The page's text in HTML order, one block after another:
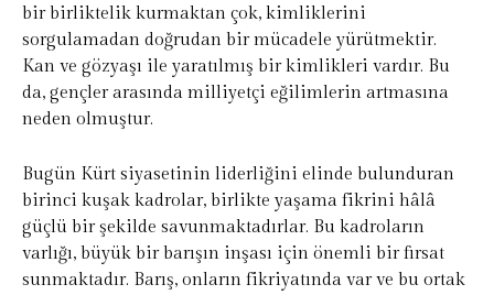
bir birliktelik kurmaktan çok, kimliklerini
sorgulamadan doğrudan bir mücadele yürütmektir.
Kan ve gözyaşı ile yaratılmış bir kimlikleri vardır. Bu
da, gençler arasında milliyetçi eğilimlerin artmasına
neden olmuştur.
Bugün Kürt siyasetinin liderliğini elinde bulunduran
birinci kuşak kadrolar, birlikte yaşama fikrini hâlâ
güçlü bir şekilde savunmaktadırlar. Bu kadroların
varlığı, büyük bir barışın inşası için önemli bir fırsat
sunmaktadır. Barış, onların fikriyatında var ve bu ortak